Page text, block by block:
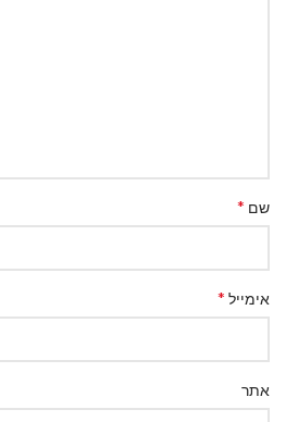
שם *
אימייל *
אתר